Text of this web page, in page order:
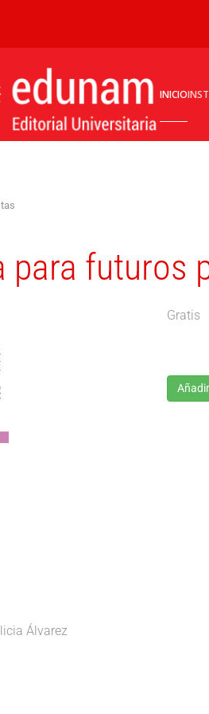
INICIO
futuros
Gratis
Álvarez